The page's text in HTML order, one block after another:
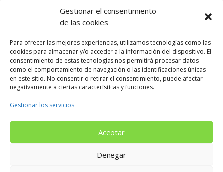
Gestionar el consentimiento
de las cookies
Para ofrecer las mejores experiencias, utilizamos tecnologías como las
cookies para almacenar y/o acceder a la información del dispositivo. El
consentimiento de estas tecnologías nos permitirá procesar datos
como el comportamiento de navegación o las identificaciones únicas
en este sitio. No consentir o retirar el consentimiento, puede afectar
negativamente a ciertas características y funciones.
Gestionar los servicios
Aceptar
Denegar
Enviar